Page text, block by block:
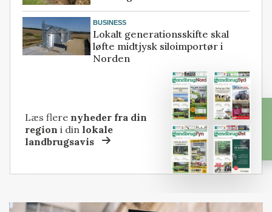
BUSINESS
Lokalt generationsskifte skal
løfte midtjysk siloimportør i
Norden
Læs flere nyheder fra din
region i dinlokale
landbrugsavis